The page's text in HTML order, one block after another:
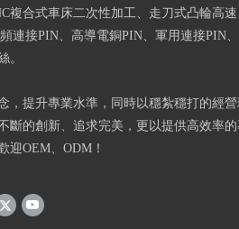
複合式車床二次性加工、走刀式凸輪高
連接PIN、高導電銅PIN、軍用連接PIN
。
，提升專業水準，同時以穩紮穩打的經
斷的創新、追求完美，更以提供高效率
迎OEM、ODM！